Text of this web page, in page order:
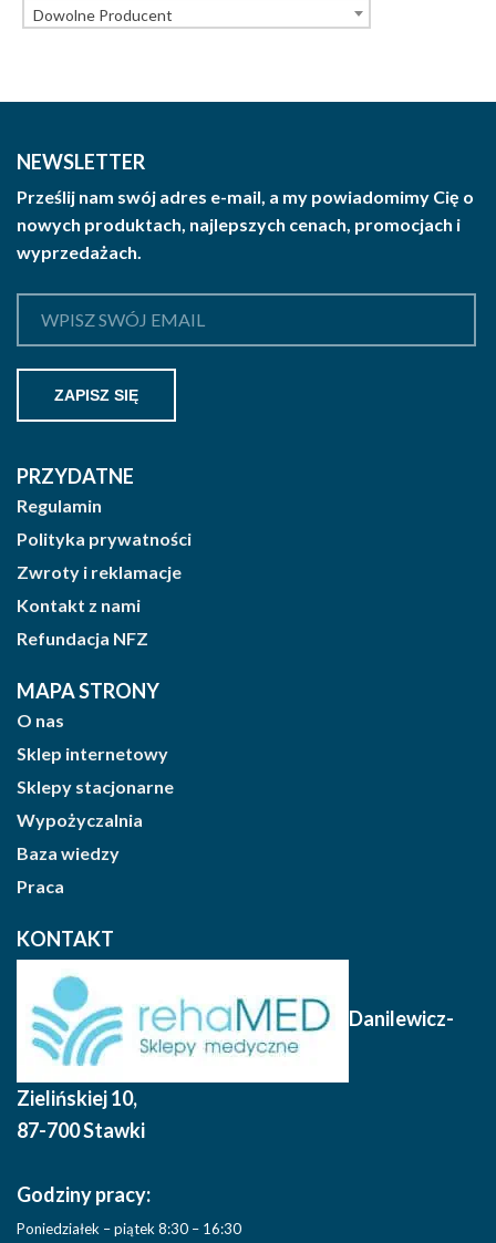
Dowolne Producent
NEWSLETTER
Prześlij nam swój adres e-mail, a my powiadomimy Cię o
nowych produktach, najlepszych cenach, promocjach i
wyprzedażach.
PRZYDATNE
Regulamin
Polityka prywatności
Zwroty i reklamacje
Kontakt z nami
Refundacja NFZ
MAPA STRONY
O nas
Sklep internetowy
Sklepy stacjonarne
Wypożyczalnia
Baza wiedzy
Praca
KONTAKT
Danilewicz-
Zielińskiej 10,
87-700 Stawki
Godziny pracy:
Poniedziałek – piątek 8:30 – 16:30